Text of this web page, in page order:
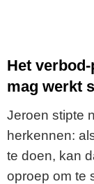
Het
mag werkt
Jeroen stipte
herkennen:
te doen, kan
oproep om te